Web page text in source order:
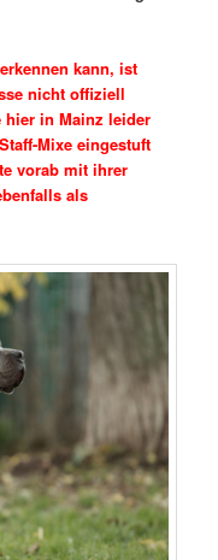
kann, ist
nicht offiziell
hier in Mainz leider
Mixe eingestuft
vorab mit ihrer
als